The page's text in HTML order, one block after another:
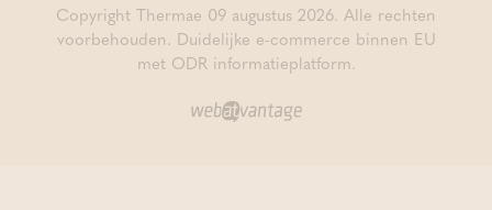
Copyright Thermae 09 augustus 2026. Alle rechten
voorbehouden. Duidelijke e-commerce binnen EU
met ODR informatieplatform.